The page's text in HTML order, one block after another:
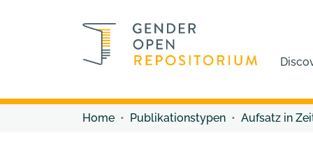
Home Publikationstypen Aufsatz in